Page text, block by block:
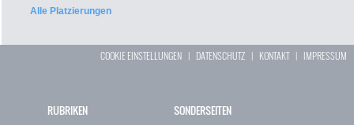
Alle Platzierungen
COOKIE EINSTELLUNGEN | DATENSCHUTZ | KONTAKT| IMPRESSUM
RUBRIKEN SONDERSEITEN